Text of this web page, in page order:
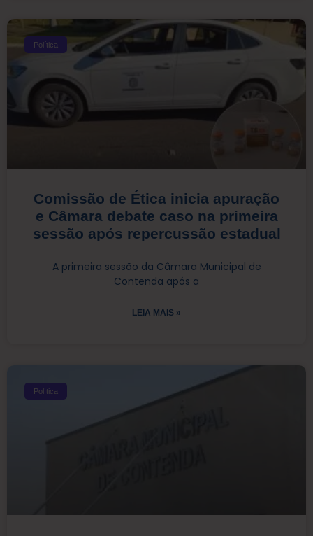
Política
Comissão de Ética inicia apuração
e Câmara debate caso na primeira
sessão após repercussão estadual
A primeira sessão da Câmara Municipal de
Contenda após a
LEIA MAIS »
Política